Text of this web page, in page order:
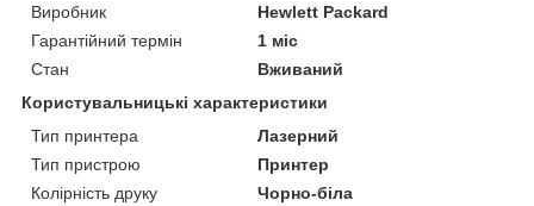
Виробник
Hewlett Packard
Гарантійний термін
1 міс
Стан
Вживаний
Користувальницькі характеристики
Тип принтера
Лазерний
Тип пристрою
Принтер
Колірність друку
Чорно-біла